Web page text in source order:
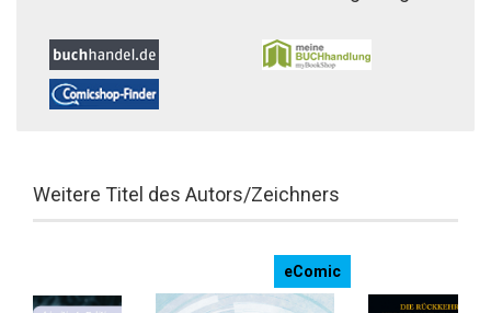
Weitere Titel des Autors/Zeichners
eComic